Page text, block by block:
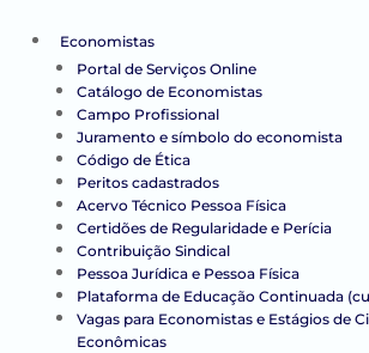
Economistas
Portal de Serviços Online
Catálogo de Economistas
Campo Profissional
Juramento e símbolo do economista
Código de Ética
Peritos cadastrados
Acervo Técnico Pessoa Física
Certidões de Regularidade e Perícia
Contribuição Sindical
Pessoa Jurídica e Pessoa Física
Plataforma de Educação Continuada
Vagas para Economistas e Estágios de
Econômicas